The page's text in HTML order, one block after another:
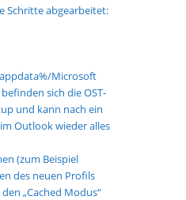
Schritte abgearbeitet:
Microsoft
sich die OST-
und kann nach ein
Outlook wieder alles
(zum Beispiel
des neuen Profils
„Cached Modus“